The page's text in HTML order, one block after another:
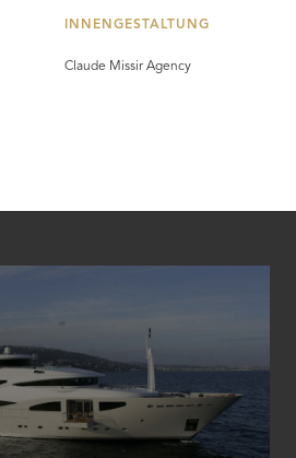
INNENGESTALTUNG
Claude Missir Agency